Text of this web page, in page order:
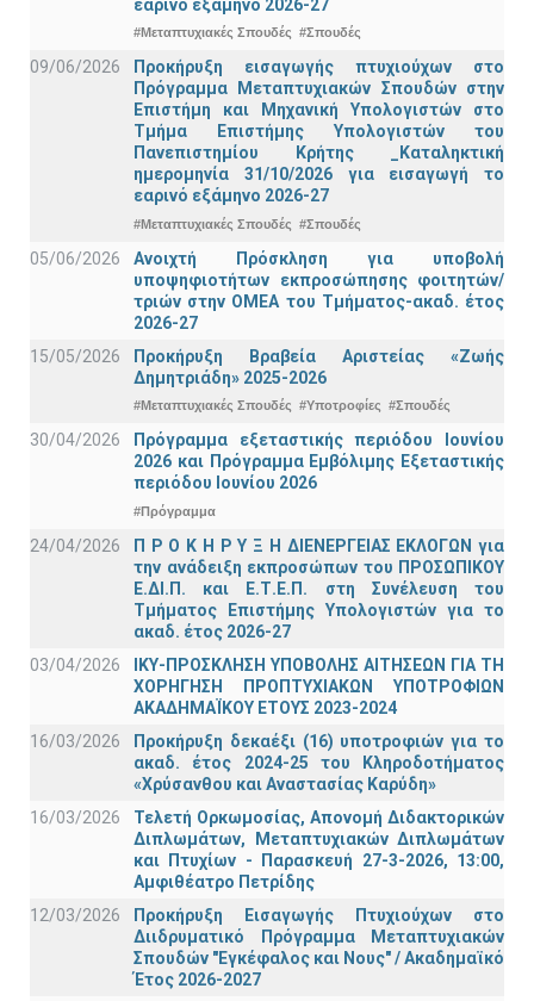
εαρινό εξάμηνο 2026-27
#Μεταπτυχιακές Σπουδές #Σπουδές
09/06/2026
Προκήρυξη εισαγωγής πτυχιούχων στo
Πρόγραμμα Μεταπτυχιακών Σπουδών στην
Επιστήμη και Μηχανική Υπολογιστών στο
Τμήμα Eπιστήμης Υπολογιστών του
Πανεπιστημίου Κρήτης _Καταληκτική
ημερομηνία 31/10/2026 για εισαγωγή το
εαρινό εξάμηνο 2026-27
#Μεταπτυχιακές Σπουδές #Σπουδές
05/06/2026
Ανοιχτή Πρόσκληση για υποβολή
υποψηφιοτήτων εκπροσώπησης φοιτητών/
τριών στην ΟΜΕΑ του Τμήματος-ακαδ. έτος
2026-27
15/05/2026
Προκήρυξη Βραβεία Αριστείας «Ζωής
Δημητριάδη» 2025-2026
#Μεταπτυχιακές Σπουδές #Υποτροφίες #Σπουδές
30/04/2026
Πρόγραμμα εξεταστικής περιόδου Ιουνίου
2026 και Πρόγραμμα Εμβόλιμης Εξεταστικής
περιόδου Ιουνίου 2026
#Πρόγραμμα
24/04/2026
Π Ρ Ο Κ Η Ρ Υ Ξ Η ΔΙΕΝΕΡΓΕΙΑΣ ΕΚΛΟΓΩΝ για
την ανάδειξη εκπροσώπων του ΠΡΟΣΩΠΙΚΟΥ
Ε.ΔΙ.Π. και Ε.Τ.Ε.Π. στη Συνέλευση του
Τμήματος Επιστήμης Υπολογιστών για το
ακαδ. έτος 2026-27
03/04/2026
ΙΚΥ-ΠΡΟΣΚΛΗΣΗ ΥΠΟΒΟΛΗΣ ΑΙΤΗΣΕΩΝ ΓΙΑ ΤΗ
ΧΟΡΗΓΗΣΗ ΠΡΟΠΤΥΧΙΑΚΩΝ ΥΠΟΤΡΟΦΙΩΝ
ΑΚΑΔΗΜΑΪΚΟΥ ΕΤΟΥΣ 2023-2024
16/03/2026
Προκήρυξη δεκαέξι (16) υποτροφιών για το
ακαδ. έτος 2024-25 του Κληροδοτήματος
«Χρύσανθου και Αναστασίας Καρύδη»
16/03/2026
Τελετή Ορκωμοσίας, Απονομή Διδακτορικών
Διπλωμάτων, Μεταπτυχιακών Διπλωμάτων
και Πτυχίων - Παρασκευή 27-3-2026, 13:00,
Αμφιθέατρο Πετρίδης
12/03/2026
Προκήρυξη Εισαγωγής Πτυχιούχων στο
Διιδρυματικό Πρόγραμμα Μεταπτυχιακών
Σπουδών "Εγκέφαλος και Νους" / Ακαδημαϊκό
Έτος 2026-2027